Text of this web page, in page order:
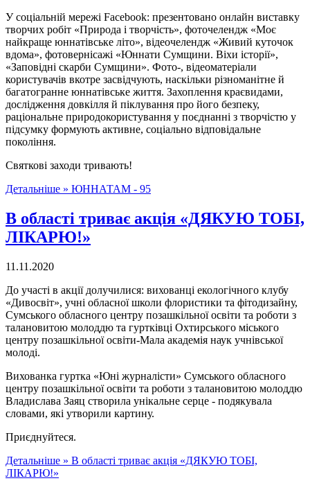
У соціальній мережі Facebook: презентовано онлайн виставку
творчих робіт «Природа і творчість», фоточелендж «Моє
найкраще юннатівське літо», відеочелендж «Живий куточок
вдома», фотовернісажі «Юннати Сумщини. Віхи історії»,
«Заповідні скарби Сумщини». Фото-, відеоматеріали
користувачів вкотре засвідчують, наскільки різноманітне й
багатогранне юннатівське життя. Захоплення краєвидами,
дослідження довкілля й піклування про його безпеку,
раціональне природокористування у поєднанні з творчістю у
підсумку формують активне, соціально відповідальне
покоління.
Святкові заходи тривають!
Детальніше » ЮННАТАМ - 95
В області триває акція «ДЯКУЮ ТОБІ,
ЛІКАРЮ!»
11.11.2020
До участі в акції долучилися: вихованці екологічного клубу
«Дивосвіт», учні обласної школи флористики та фітодизайну,
Сумського обласного центру позашкільної освіти та роботи з
талановитою молоддю та гуртківці Охтирського міського
центру позашкільної освіти-Мала академія наук учнівської
молоді.
Вихованка гуртка «Юні журналісти» Сумського обласного
центру позашкільної освіти та роботи з талановитою молоддю
Владислава Заяц створила унікальне серце - подякувала
словами, які утворили картину.
Приєднуйтеся.
Детальніше » В області триває акція «ДЯКУЮ ТОБІ,
ЛІКАРЮ!»